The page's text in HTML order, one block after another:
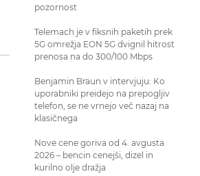
pozornost
Telemach je v fiksnih paketih prek
5G omrežja EON 5G dvignil hitrost
prenosa na do 300/100 Mbps
Benjamin Braun v intervjuju: Ko
uporabniki preidejo na prepogljiv
telefon, se ne vrnejo več nazaj na
klasičnega
Nove cene goriva od 4. avgusta
2026 – bencin cenejši, dizel in
kurilno olje dražja